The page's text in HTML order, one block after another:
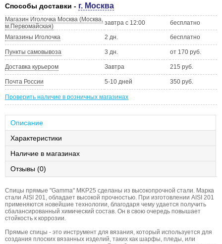
Способы доставки - г. Москва
Магазин Иголочка Москва (Москва,
м.Первомайская)
завтра с 12:00 бесплатно
Магазины Иголочка 2 дн. бесплатно
Пункты самовывоза 3 дн. от 170 руб.
Доставка курьером Завтра 215 руб.
Почта России 5-10 дней 350 руб.
Проверить наличие в розничных магазинах
Описание
Характеристики
Наличие в магазинах
Отзывы (0)
Спицы прямые "Gamma" MKP25 сделаны из высокопрочной стали. Марка
стали AISI 201, обладает высокой прочностью. При изготовлении AISI 201
применяются новейшие технологии, благодаря чему удается получить
сбалансированный химический состав. Он в свою очередь повышает
стойкость к коррозии.
Прямые спицы - это инструмент для вязания, который используется для
создания плоских вязанных изделий, таких как шарфы, пледы, или